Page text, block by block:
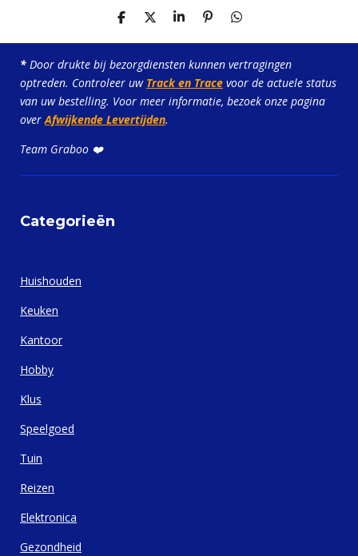
D
l
e
n
D
e
l
S
a
r
e
P
n
n
e
n
D
l
e
n
* Door drukte bij bezorgdiensten kunnen vertragingen
optreden. Controleer uw Track en Trace voor de actuele status
van uw bestelling. Voor meer informatie, bezoek onze pagina
overAfwijkende Levertijden.
Team Graboo ❤️
Categorieën
Huishouden
Keuken
Kantoor
Hobby
Klus
Speelgoed
Tuin
Reizen
Elektronica
Gezondheid